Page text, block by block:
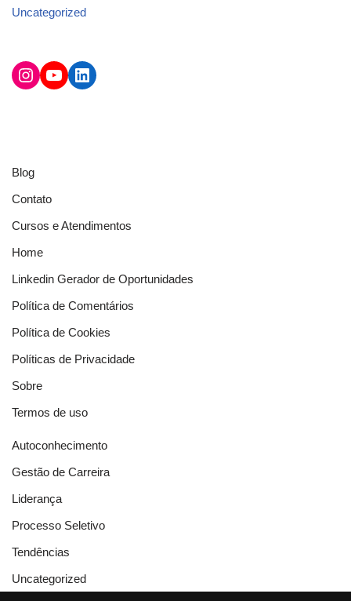
Uncategorized
Blog
Contato
Cursos e Atendimentos
Home
Linkedin Gerador de Oportunidades
Política de Comentários
Política de Cookies
Políticas de Privacidade
Sobre
Termos de uso
Autoconhecimento
Gestão de Carreira
Liderança
Processo Seletivo
Tendências
Uncategorized